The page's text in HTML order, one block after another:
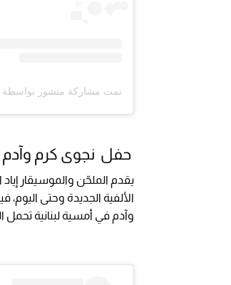
تمت مشاركة منشور بواسطة ‏‎Benchmark‎‏ (@‏‎benchmarkksa‎‏)
حفل نجوى كرم وآدم
وآدم في أمسية لبنانية تحمل